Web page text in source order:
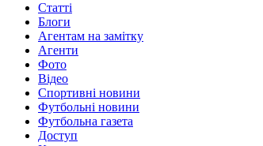
Статті
Блоги
Агентам на замітку
Агенти
Фото
Відео
Спортивні новини
Футбольні новини
Футбольна газета
Доступ